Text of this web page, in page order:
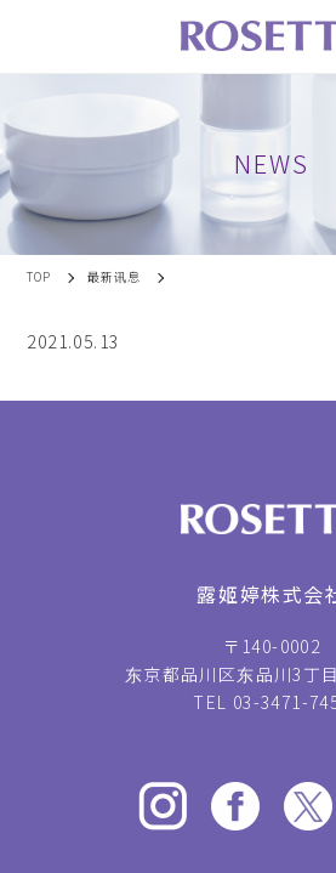
NEWS
TOP 最新讯息
2021.05.13
露姬婷株式会
〒140-0002
东京都品川区东品川3丁
TEL 03-3471-